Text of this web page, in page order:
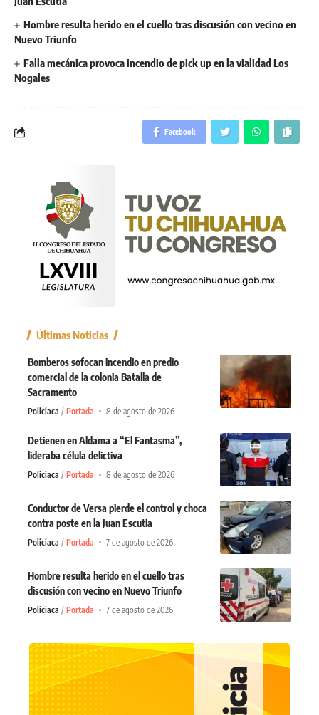
Hombre resulta herido en el cuello tras discusión con vecino en
Nuevo Triunfo
Falla mecánica provoca incendio de pick up en la vialidad Los
Nogales
Facebook
Últimas Noticias
Bomberos sofocan incendio en predio
comercial de la colonia Batalla de
Sacramento
Policiaca Portada 8 de agosto de 2026
Detienen en Aldama a “El Fantasma”,
lideraba célula delictiva
Policiaca Portada 8 de agosto de 2026
Conductor de Versa pierde el control y choca
contra poste en la Juan Escutia
Policiaca Portada 7 de agosto de 2026
Hombre resulta herido en el cuello tras
discusión con vecino en Nuevo Triunfo
Policiaca Portada 7 de agosto de 2026